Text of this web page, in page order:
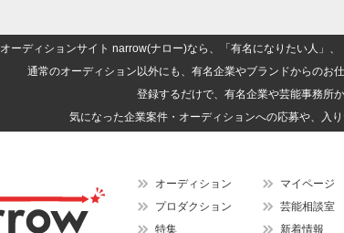
オーディションサイト narrow(ナロー)なら、「有名になりたい人」
通常のオーディション以外にも、有名企業やブランドからのお
登録するだけで、有名企業や芸能事務所
気になった企業案件・オーディションへの応募や、入
オーディション
プロダクション
特集
マイページ
芸能相談室
新着情報